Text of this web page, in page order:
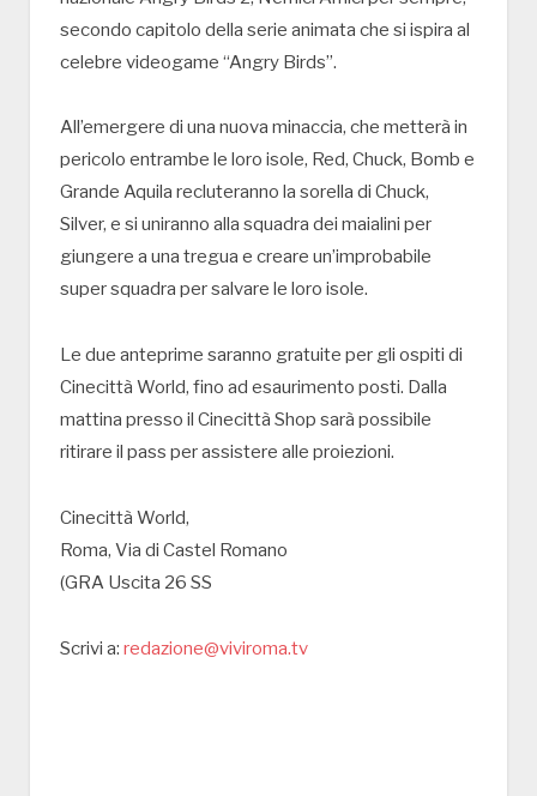
secondo capitolo della serie animata che si ispira al
celebre videogame “Angry Birds”.
All’emergere di una nuova minaccia, che metterà in
pericolo entrambe le loro isole, Red, Chuck, Bomb e
Grande Aquila recluteranno la sorella di Chuck,
Silver, e si uniranno alla squadra dei maialini per
giungere a una tregua e creare un’improbabile
super squadra per salvare le loro isole.
Le due anteprime saranno gratuite per gli ospiti di
Cinecittà World, fino ad esaurimento posti. Dalla
mattina presso il Cinecittà Shop sarà possibile
ritirare il pass per assistere alle proiezioni.
Cinecittà World,
Roma, Via di Castel Romano
(GRA Uscita 26 SS
Scrivi a: redazione@viviroma.tv